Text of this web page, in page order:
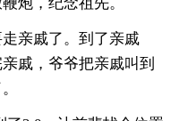
亲戚了。到了亲戚
戚，爷爷把亲戚叫到